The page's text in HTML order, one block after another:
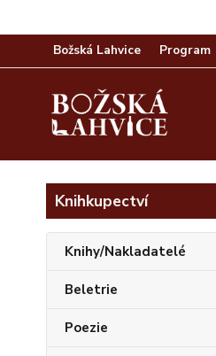
Božská Lahvice Program
Knihkupectví
Knihy/Nakladatelé
Beletrie
Poezie